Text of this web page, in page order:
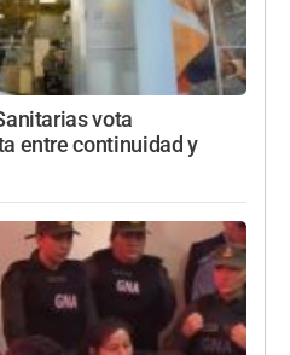
vota
entre continuidad y